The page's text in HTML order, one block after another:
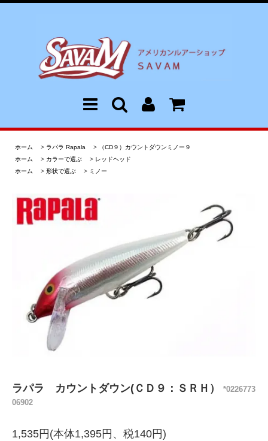
ホーム > ラパラ Rapala >
（CD９）カウントダウンミノー９
ホーム
> カラーで選ぶ > レッドヘッド
ホーム
> 形状で選ぶ > ミノー
ラパラ カウントダウン(ＣＤ９：ＳＲＨ）
*0226773
06902
1,535円(本体1,395円、税140円)